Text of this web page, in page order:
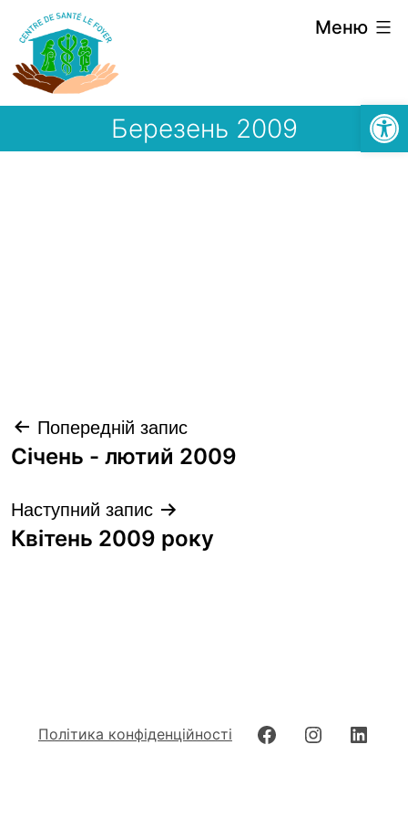
Перейти
до
вмісту
Меню
Березень 2009
Навігація
записів
Попередній запис
Січень - лютий 2009
Наступний запис
Квітень 2009 року
Політика конфіденційності FacebookInstagram